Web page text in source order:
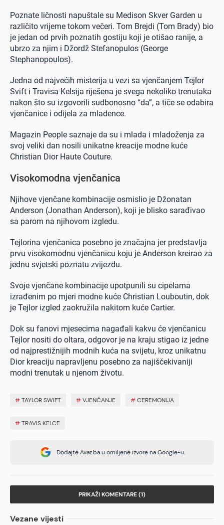
Poznate ličnosti napuštale su Medison Skver Garden u
različito vrijeme tokom večeri. Tom Brejdi (Tom Brady) bio
je jedan od prvih poznatih gostiju koji je otišao ranije, a
ubrzo za njim i Džordž Stefanopulos (George
Stephanopoulos).
Jedna od najvećih misterija u vezi sa vjenčanjem Tejlor
Svift i Travisa Kelsija riješena je svega nekoliko trenutaka
nakon što su izgovorili sudbonosno “da”, a tiče se odabira
vjenčanice i odijela za mladence.
Magazin People saznaje da su i mlada i mladoženja za
svoj veliki dan nosili unikatne kreacije modne kuće
Christian Dior Haute Couture.
Visokomodna vjenčanica
Njihove vjenčane kombinacije osmislio je Džonatan
Anderson (Jonathan Anderson), koji je blisko sarađivao
sa parom na njihovom izgledu.
Tejlorina vjenčanica posebno je značajna jer predstavlja
prvu visokomodnu vjenčanicu koju je Anderson kreirao za
jednu svjetski poznatu zvijezdu.
Svoje vjenčane kombinacije upotpunili su cipelama
izrađenim po mjeri modne kuće Christian Louboutin, dok
je Tejlor izgled zaokružila nakitom kuće Cartier.
Dok su fanovi mjesecima nagađali kakvu će vjenčanicu
Tejlor nositi do oltara, odgovor je na kraju stigao iz jedne
od najprestižnijih modnih kuća na svijetu, kroz unikatnu
Dior kreaciju napravljenu posebno za najiščekivaniji
modni trenutak u njenom životu.
#TAYLOR SWIFT #VJENČANJE #CEREMONIJA
#TRAVIS KELCE
Dodajte Avaz.ba u omiljene izvore na Google-u.
PRIKAŽI KOMENTARE (1)
Vezane vijesti